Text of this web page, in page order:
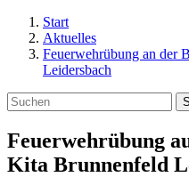
Start
Aktuelles
Feuerwehrübung an der
Leidersbach
Feuerwehrübung
Kita Brunnenfeld